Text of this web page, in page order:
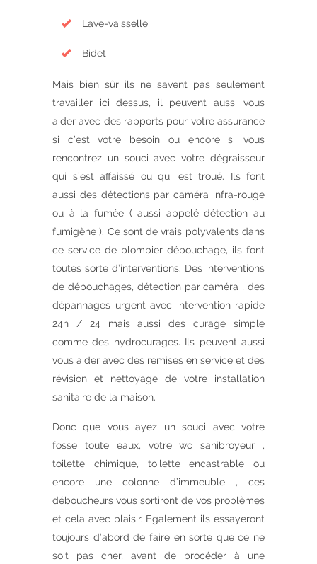
Lave-vaisselle
Bidet
Mais bien sûr ils ne savent pas seulement
travailler ici dessus, il peuvent aussi vous
aider avec des rapports pour votre assurance
si c’est votre besoin ou encore si vous
rencontrez un souci avec votre dégraisseur
qui s’est affaissé ou qui est troué. Ils font
aussi des détections par caméra infra-rouge
ou à la fumée ( aussi appelé détection au
fumigène ). Ce sont de vrais polyvalents dans
ce service de plombier débouchage, ils font
toutes sorte d’interventions. Des interventions
de débouchages, détection par caméra , des
dépannages urgent avec intervention rapide
24h / 24 mais aussi des curage simple
comme des hydrocurages. Ils peuvent aussi
vous aider avec des remises en service et des
révision et nettoyage de votre installation
sanitaire de la maison.
Donc que vous ayez un souci avec votre
fosse toute eaux, votre wc sanibroyeur ,
toilette chimique, toilette encastrable ou
encore une colonne d’immeuble , ces
déboucheurs vous sortiront de vos problèmes
et cela avec plaisir. Egalement ils essayeront
toujours d’abord de faire en sorte que ce ne
soit pas cher, avant de procéder à une